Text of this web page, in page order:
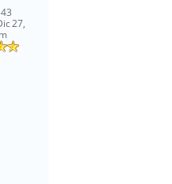
27,